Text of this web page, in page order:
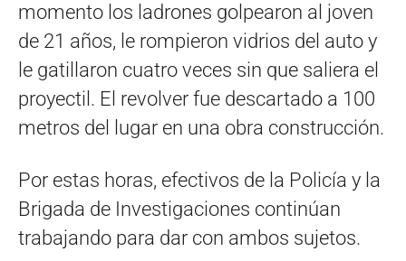
momento los ladrones golpearon al joven
de 21 años, le rompieron vidrios del auto y
le gatillaron cuatro veces sin que saliera el
proyectil. El revolver fue descartado a 100
metros del lugar en una obra construcción.
Por estas horas, efectivos de la Policía y la
Brigada de Investigaciones continúan
trabajando para dar con ambos sujetos.